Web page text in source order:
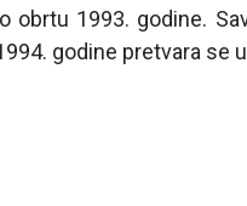
obrtu 1993. godine.
godine pretvara se